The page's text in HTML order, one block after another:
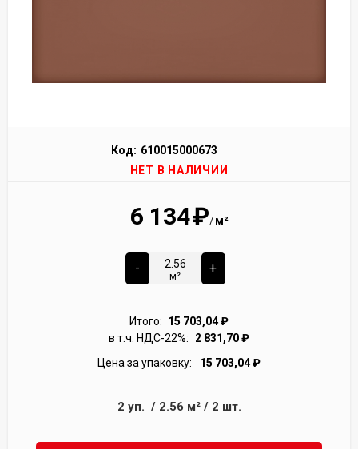
Код: 610015000673
НЕТ В НАЛИЧИИ
6 134₽/ м²
-
м²
+
Итого: 15 703,04₽
в т.ч. НДС-22%:
2 831,70₽
Цена за упаковку:
15 703,04₽
2 уп. / 2.56 м²/ 2 шт.